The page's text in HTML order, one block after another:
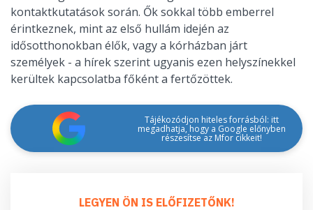
kontaktkutatások során. Ők sokkal több emberrel
érintkeznek, mint az első hullám idején az
idősotthonokban élők, vagy a kórházban járt
személyek - a hírek szerint ugyanis ezen helyszínekkel
kerültek kapcsolatba főként a fertőzöttek.
Tájékozódjon hiteles forrásból: itt
megadhatja, hogy a Google előnyben
részesítse az Mfor cikkeit!
LEGYEN ÖN IS ELŐFIZETŐNK!